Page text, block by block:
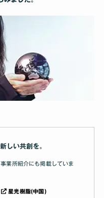
しい共創を｡
業所紹介にも掲載していま
星光樹脂(中国)